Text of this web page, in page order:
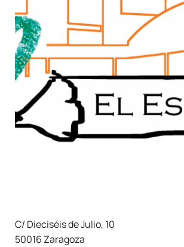
C/ Dieciséis de Julio, 10
50016 Zaragoza